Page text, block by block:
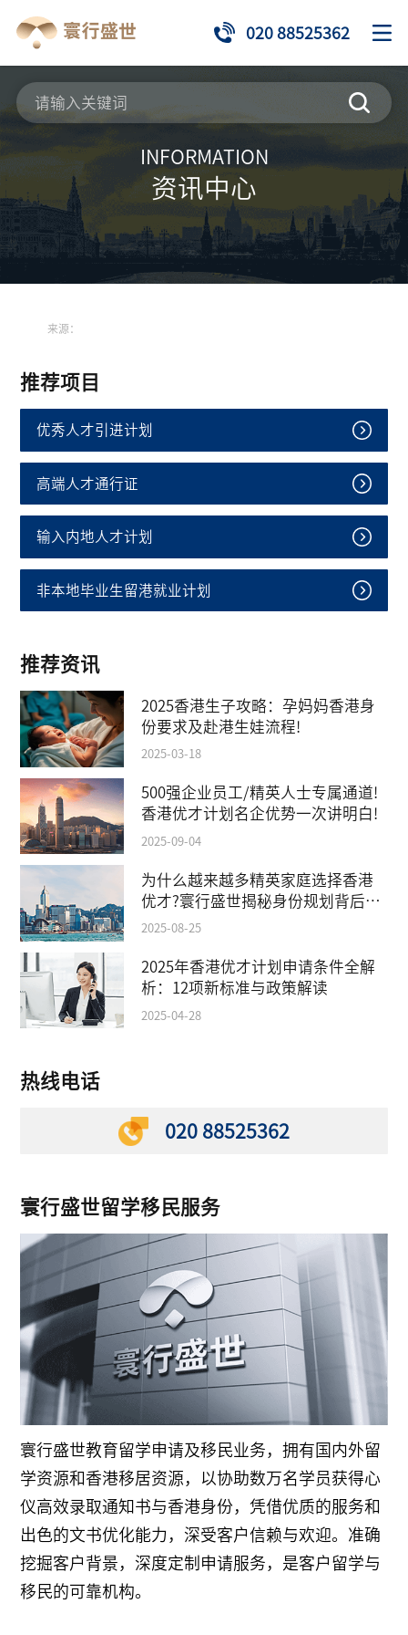
020 88525362
INFORMATION
资讯中心
来源：
推荐项目
优秀人才引进计划
高端人才通行证
输入内地人才计划
非本地毕业生留港就业计划
推荐资讯
2025香港生子攻略：孕妈妈香港身
份要求及赴港生娃流程!
2025-03-18
500强企业员工/精英人士专属通道!
香港优才计划名企优势一次讲明白!
2025-09-04
为什么越来越多精英家庭选择香港
优才?寰行盛世揭秘身份规划背后的
教育红利
2025-08-25
2025年香港优才计划申请条件全解
析：12项新标准与政策解读
2025-04-28
热线电话
020 88525362
寰行盛世留学移民服务
寰行盛世教育留学申请及移民业务，拥有国内外留
学资源和香港移居资源，以协助数万名学员获得心
仪高效录取通知书与香港身份，凭借优质的服务和
出色的文书优化能力，深受客户信赖与欢迎。准确
挖掘客户背景，深度定制申请服务，是客户留学与
移民的可靠机构。